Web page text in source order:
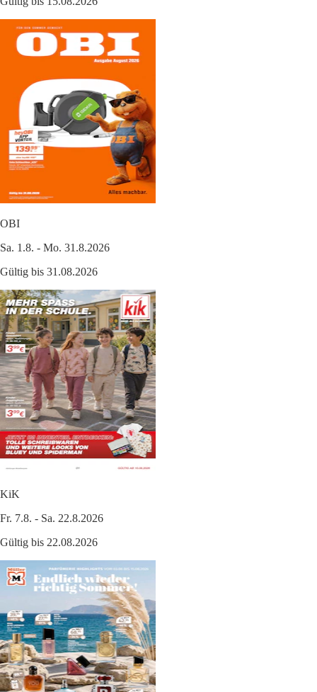
OBI
Sa. 1.8. - Mo. 31.8.2026
Gültig bis 31.08.2026
KiK
Fr. 7.8. - Sa. 22.8.2026
Gültig bis 22.08.2026